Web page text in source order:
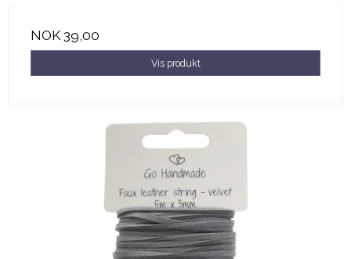
NOK 39,00
Vis produkt